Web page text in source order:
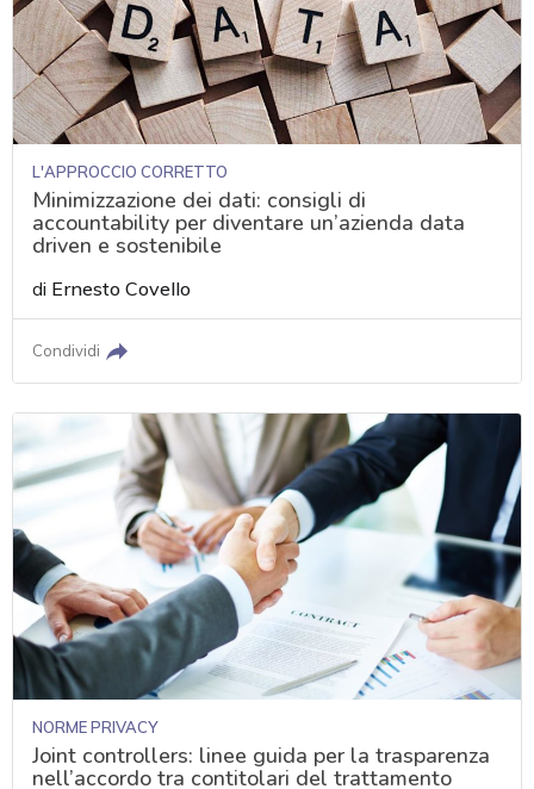
L'APPROCCIO CORRETTO
Minimizzazione dei dati: consigli di
accountability per diventare un’azienda data
driven e sostenibile
di Ernesto Covello
Condividi
NORME PRIVACY
Joint controllers: linee guida per la trasparenza
nell’accordo tra contitolari del trattamento